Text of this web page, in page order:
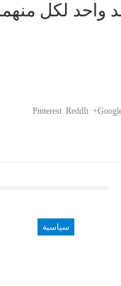
واحد لكل
ReddIt
Pinterest
سياسية